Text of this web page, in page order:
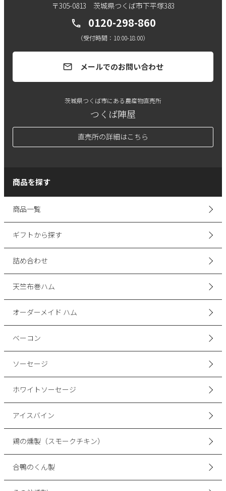
〒305-0813 茨城県つくば市下平塚383
call 0120-298-860
（受付時間：10:00-18:00）
mail メールでのお問い合わせ
茨城県つくば市にある農産物直売所
つくば陣屋
直売所の詳細はこちら
商品を探す
商品一覧
ギフトから探す
詰め合わせ
天竺布巻ハム
オーダーメイド ハム
ベーコン
ソーセージ
ホワイトソーセージ
アイスバイン
鶏の燻製（スモークチキン）
合鴨のくん製